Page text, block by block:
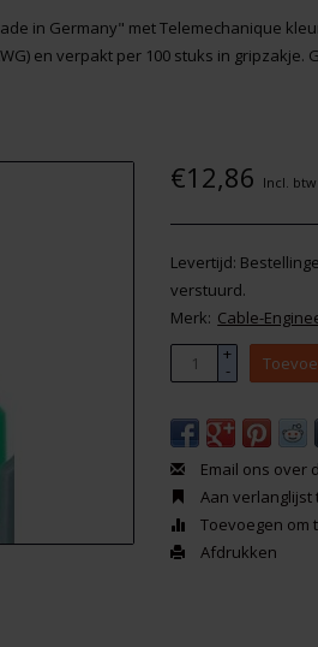
in Germany" met Telemechanique
en verpakt per 100 stuks in
€12,86 Incl. btw
Levertijd:
verstuurd.
Merk: Cable-
+
-
Email ons over
Aan verlanglijst
Toevoegen om
Afdrukken